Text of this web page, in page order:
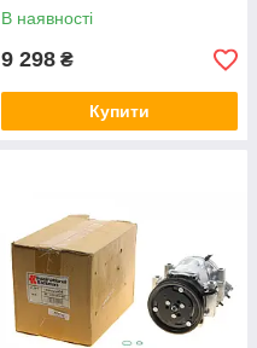
В наявності
9 298 ₴
Купити